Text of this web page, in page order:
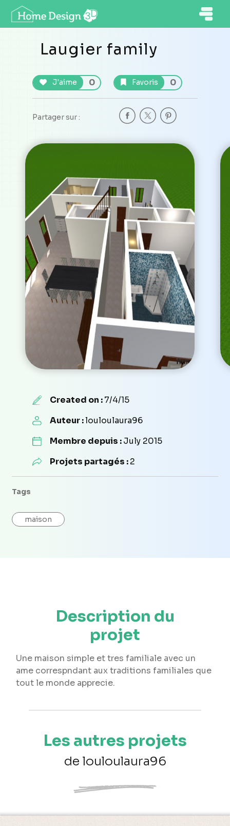
Laugier family
J'aime 0 Favoris 0
Partager sur :
Created on :7/4/15
Auteur :louloulaura96
Membre depuis :July 2015
Projets partagés :2
Tags
maison
Description du
projet
Une maison simple et tres familiale avec un
ame correspndant aux traditions familiales que
tout le monde apprecie.
Les autres projets
de louloulaura96